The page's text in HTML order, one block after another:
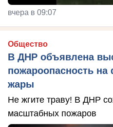
вчера в 09:07
Общество
В ДНР объявлена
пожароопасность на
жары
Не жгите траву! В ДНР
масштабных пожаров